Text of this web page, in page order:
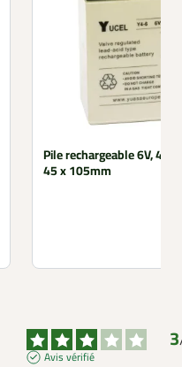
Pile rechargeable 6V, 4
45 x 105mm
3
Avis vérifié